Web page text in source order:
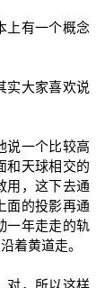
上有一个概念
实大家喜欢说
说一个比较高
和天球相交的
用，这下去通
面的投影再通
一年走走的轨
着黄道走。
对，所以这样